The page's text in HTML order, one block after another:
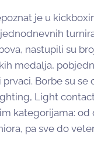
je u
nastupili su
medalja,
Borbe su se
Light
kategorijama: od
pa sve do